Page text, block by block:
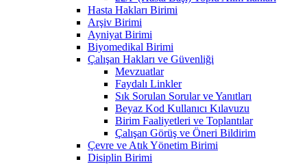
Hasta Hakları Birimi
Arşiv Birimi
Ayniyat Birimi
Biyomedikal Birimi
Çalışan Hakları ve Güvenliği
Mevzuatlar
Faydalı Linkler
Sık Sorulan Sorular ve Yanıtları
Beyaz Kod Kullanıcı Kılavuzu
Birim Faaliyetleri ve Toplantılar
Çalışan Görüş ve Öneri Bildirim
Çevre ve Atık Yönetim Birimi
Disiplin Birimi